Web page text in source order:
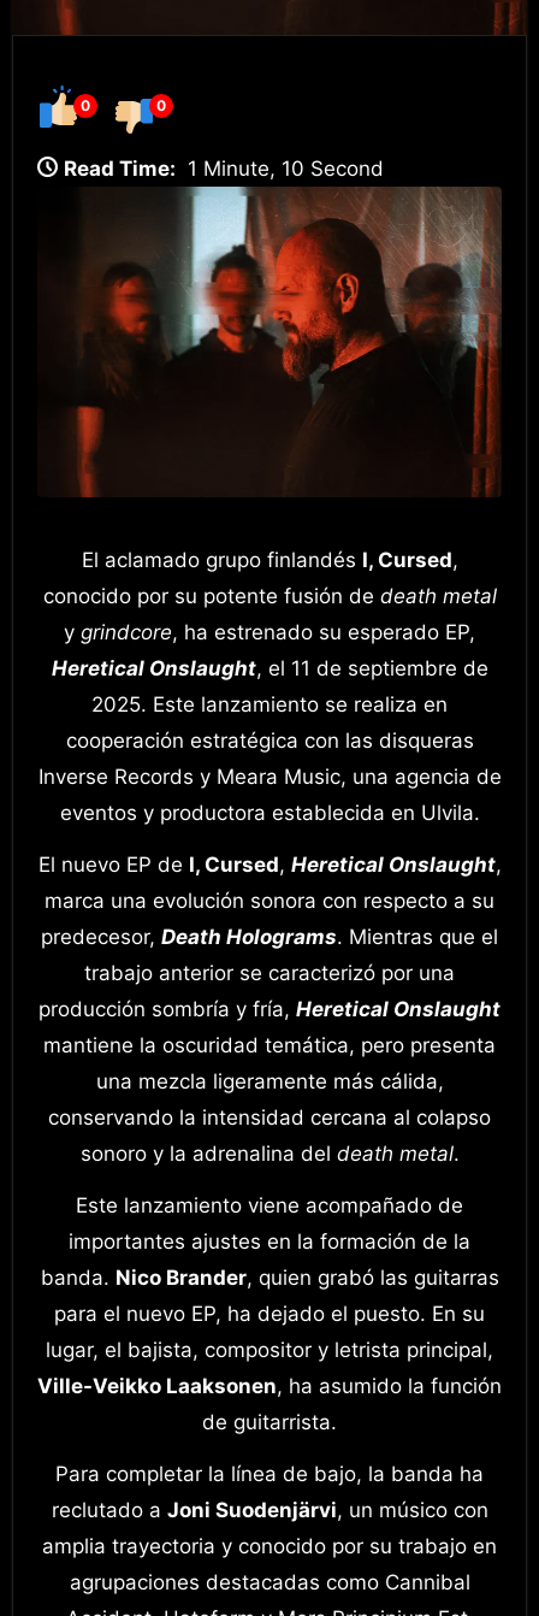
0 0
Read Time: 1 Minute, 10 Second
El aclamado grupo finlandés I, Cursed,
conocido por su potente fusión de death metal
y grindcore, ha estrenado su esperado EP,
Heretical Onslaught, el 11 de septiembre de
2025. Este lanzamiento se realiza en
cooperación estratégica con las disqueras
Inverse Records y Meara Music, una agencia de
eventos y productora establecida en Ulvila.
El nuevo EP de I, Cursed, Heretical Onslaught,
marca una evolución sonora con respecto a su
predecesor, Death Holograms. Mientras que el
trabajo anterior se caracterizó por una
producción sombría y fría, Heretical Onslaught
mantiene la oscuridad temática, pero presenta
una mezcla ligeramente más cálida,
conservando la intensidad cercana al colapso
sonoro y la adrenalina del death metal.
Este lanzamiento viene acompañado de
importantes ajustes en la formación de la
banda. Nico Brander, quien grabó las guitarras
para el nuevo EP, ha dejado el puesto. En su
lugar, el bajista, compositor y letrista principal,
Ville-Veikko Laaksonen, ha asumido la función
de guitarrista.
Para completar la línea de bajo, la banda ha
reclutado a Joni Suodenjärvi, un músico con
amplia trayectoria y conocido por su trabajo en
agrupaciones destacadas como Cannibal